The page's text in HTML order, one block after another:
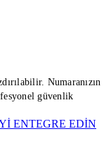
Numaranızın
güvenlik
ENTEGRE EDIN